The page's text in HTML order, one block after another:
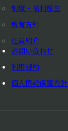
制度・福利厚生
教育方針
社員紹介
お問い合わせ
利用規約
個人情報保護方針